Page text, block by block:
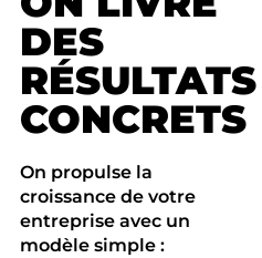
DES
RÉSULTATS
CONCRETS
On propulse la
croissance de votre
entreprise avec un
modèle simple :